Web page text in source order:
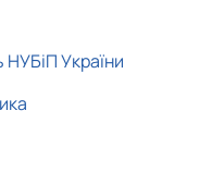
України